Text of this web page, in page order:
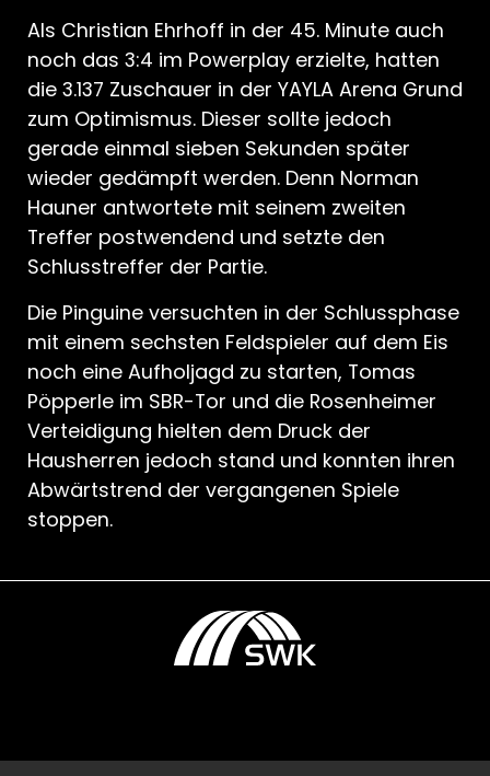
Als Christian Ehrhoff in der 45. Minute auch
noch das 3:4 im Powerplay erzielte, hatten
die 3.137 Zuschauer in der YAYLA Arena Grund
zum Optimismus. Dieser sollte jedoch
gerade einmal sieben Sekunden später
wieder gedämpft werden. Denn Norman
Hauner antwortete mit seinem zweiten
Treffer postwendend und setzte den
Schlusstreffer der Partie.
Die Pinguine versuchten in der Schlussphase
mit einem sechsten Feldspieler auf dem Eis
noch eine Aufholjagd zu starten, Tomas
Pöpperle im SBR-Tor und die Rosenheimer
Verteidigung hielten dem Druck der
Hausherren jedoch stand und konnten ihren
Abwärtstrend der vergangenen Spiele
stoppen.